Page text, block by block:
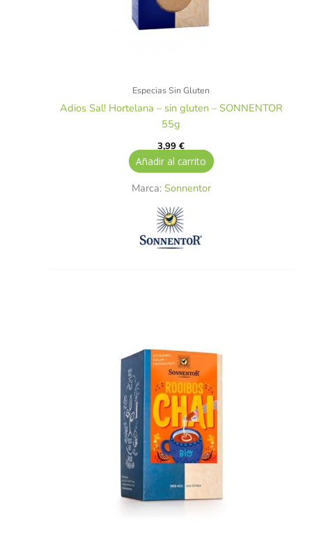
Especias Sin Gluten
Adios Sal! Hortelana – sin gluten – SONNENTOR
55g
3,99€
Añadir al carrito
Marca: Sonnentor